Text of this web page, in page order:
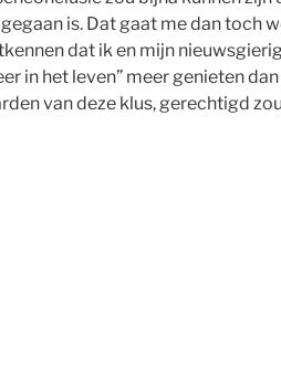
is. Dat gaat me dan toch
dat ik en mijn
in het leven” meer genieten
van deze klus, gerechtigd